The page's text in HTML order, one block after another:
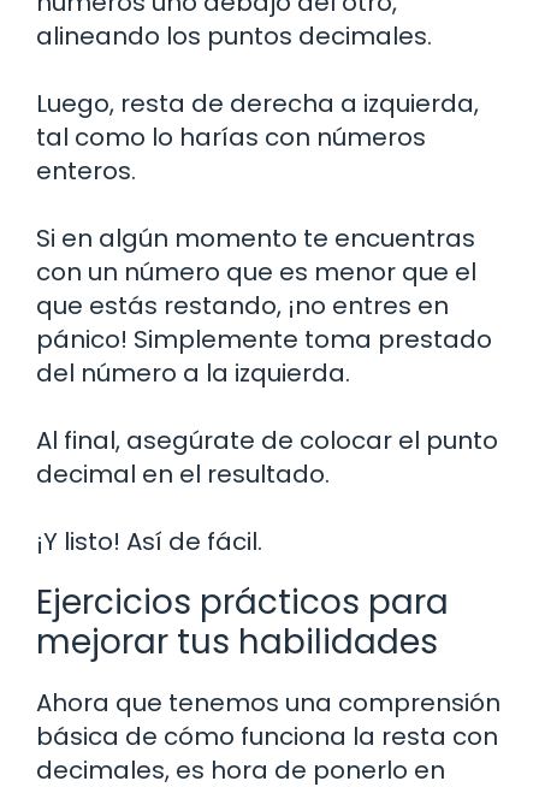
alineando los puntos decimales.
Luego, resta de derecha a izquierda,
tal como lo harías con números
enteros.
Si en algún momento te encuentras
con un número que es menor que el
que estás restando, ¡no entres en
pánico! Simplemente toma prestado
del número a la izquierda.
Al final, asegúrate de colocar el punto
decimal en el resultado.
¡Y listo! Así de fácil.
Ejercicios prácticos para
mejorar tus habilidades
Ahora que tenemos una comprensión
básica de cómo funciona la resta con
decimales, es hora de ponerlo en